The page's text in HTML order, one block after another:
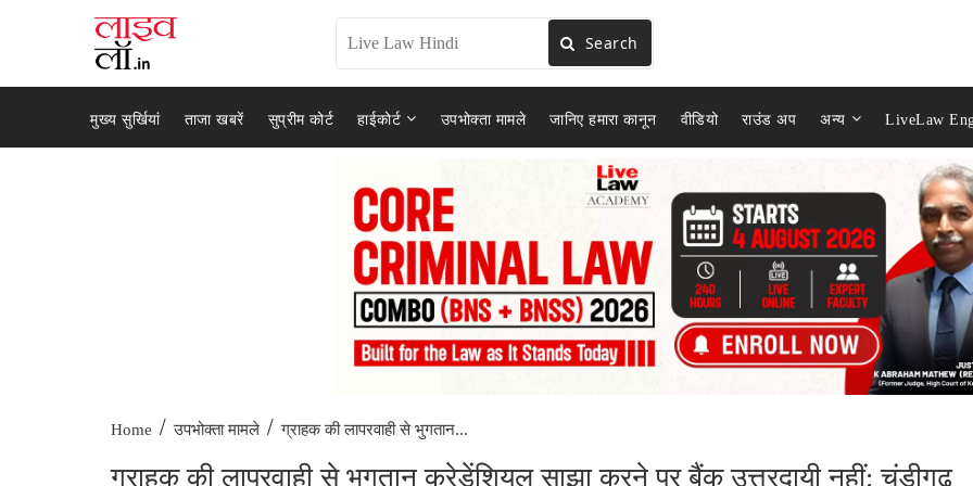
Search
मुख्य सुर्खियां ताजा खबरें सुप्रीम कोर्ट हाईकोर्ट उपभोक्ता मामले जानिए हमारा कानून वीडियो राउंड अप अन्य LiveLaw
Home / उपभोक्ता मामले / ग्राहक की लापरवाही से भुगतान...
ग्राहक की लापरवाही से भुगतान क्रेडेंशियल साझा करने पर बैंक उत्तरदायी नहीं: चंडीगढ़